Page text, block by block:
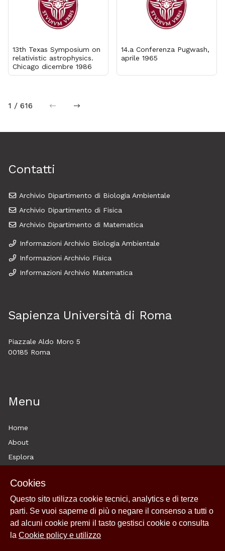
13th Texas Symposium on
relativistic astrophysics.
Chicago dicembre 1986
14.a Conferenza Pugwash,
aprile 1965
1 / 616 precedentesuccessiva
Contatti
Archivio Dipartimento di Biologia Ambientale
Archivio Dipartimento di Fisica
Archivio Dipartimento di Matematica
Informazioni Archivio Biologia Ambientale
Informazioni Archivio Fisica
Informazioni Archivio Matematica
Sapienza Università di Roma
Piazzale Aldo Moro 5
00185 Roma
Menu
Home
About
Esplora
Archivi
Historytelling
Cookie policy e utilizzo
Cookies
Questo sito utilizza cookie tecnici, analytics e di terze
parti. Se vuoi saperne di più o negare il consenso a tutti o
ad alcuni cookie premi il tasto gestisci cookie o consulta
la Cookie policy e utilizzo